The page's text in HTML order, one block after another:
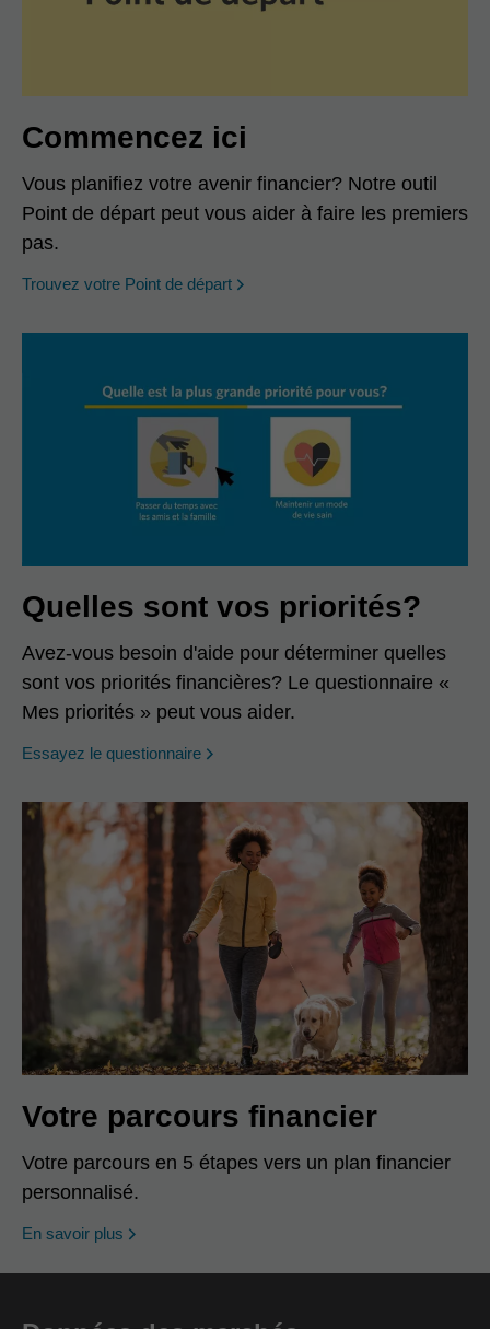
Commencez ici
Vous planifiez votre avenir financier? Notre outil
Point de départ peut vous aider à faire les premiers
pas.
Trouvez votre Point de départ opens in a new window
Quelles sont vos priorités?
Avez-vous besoin d'aide pour déterminer quelles
sont vos priorités financières? Le questionnaire «
Mes priorités » peut vous aider.
Essayez le questionnaire opens in a new window
Votre parcours financier
Votre parcours en 5 étapes vers un plan financier
personnalisé.
En savoir plus